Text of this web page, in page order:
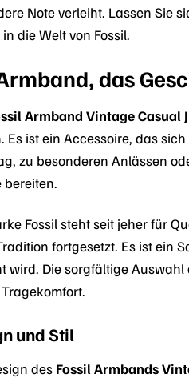
Note verleiht. Lassen Sie
die Welt von Fossil.
das
Armband Vintage Casual
Es ist ein Accessoire, das
zu besonderen Anlässen
bereiten.
Fossil steht seit jeher für
fortgesetzt. Es ist ein
wird. Die sorgfältige
und Stil
des Fossil Armbands